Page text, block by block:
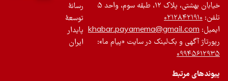
واحد ۵
بک‌لینک در سایت «پیام ما»:
رسانۀ
پایدار
ایران